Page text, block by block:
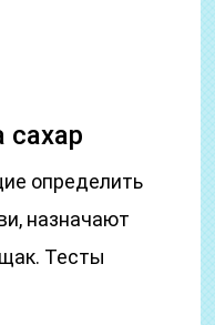
определить
назначают
Тесты